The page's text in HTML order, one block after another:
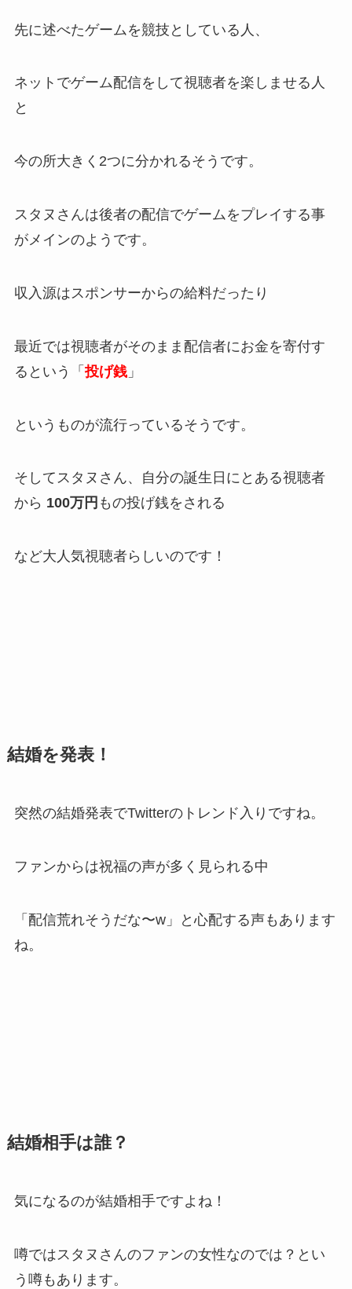
先に述べたゲームを競技としている人、
ネットでゲーム配信をして視聴者を楽しませる人
と
今の所大きく2つに分かれるそうです。
スタヌさんは後者の配信でゲームをプレイする事
がメインのようです。
収入源はスポンサーからの給料だったり
最近では視聴者がそのまま配信者にお金を寄付す
るという「投げ銭」
というものが流行っているそうです。
そしてスタヌさん、自分の誕生日にとある視聴者
から 100万円 もの投げ銭をされる
など大人気視聴者らしいのです！
結婚を発表！
突然の結婚発表でTwitterのトレンド入りですね。
ファンからは祝福の声が多く見られる中
「配信荒れそうだな〜w」と心配する声もあります
ね。
結婚相手は誰？
気になるのが結婚相手ですよね！
噂ではスタヌさんのファンの女性なのでは？とい
う噂もあります。